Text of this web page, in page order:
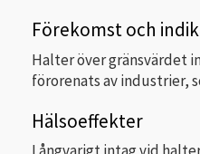
Förekomst och
Halter över gränsvärdet
förorenats av industrier,
Hälsoeffekter